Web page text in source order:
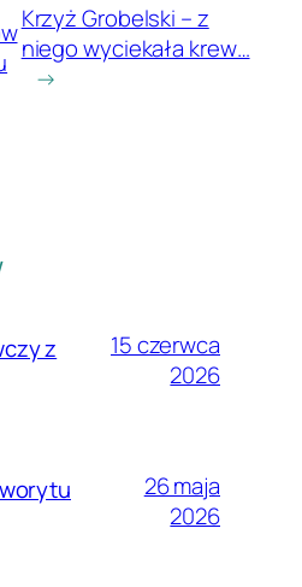
Krzyż Grobelski – z
niego wyciekała krew…
→
z
15 czerwca
2026
26 maja
2026